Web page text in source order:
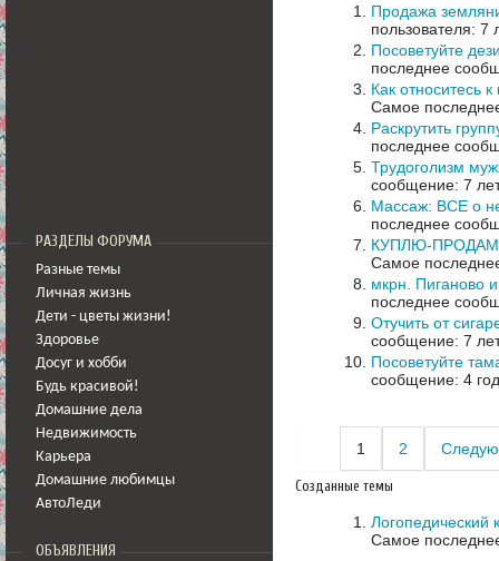
РАЗДЕЛЫ ФОРУМА
Разные темы
Личная жизнь
Дети - цветы жизни!
Здоровье
Досуг и хобби
Будь красивой!
Домашние дела
Недвижимость
Карьера
Домашние любимцы
АвтоЛеди
ОБЪЯВЛЕНИЯ
Продажа
пользователя: 7
Посоветуйте
последнее
Как относитесь
Самое
Раскрутить
последнее
Трудоголизм
сообщение: 7
Массаж: ВСЕ о
последнее
КУПЛЮ-ПРОДАМ
Самое
мкрн. Пиганово
последнее
Отучить от
сообщение: 7
Посоветуйте
сообщение: 4
1 2
Созданные темы
Логопедический
Самое